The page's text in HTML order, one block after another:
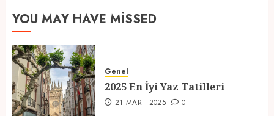
1
21 MART 2025
YOU MAY HAVE MISSED
Genel
2025 En İyi Yaz Tatilleri
21 MART 2025 0